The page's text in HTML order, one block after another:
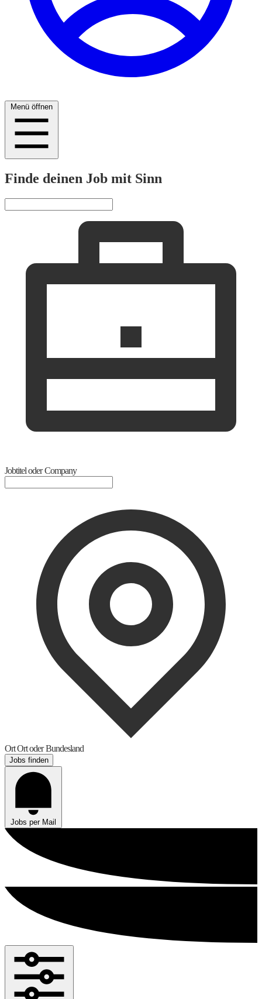
Menü öffnen
Finde deinen Job mit Sinn
Jobtitel oder Company
OrtOrt oder Bundesland
Jobs finden
Jobs per Mail